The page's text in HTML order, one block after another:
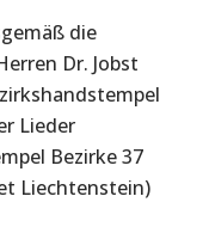
die
Dr. Jobst
Lieder
Bezirke 37
Liechtenstein)